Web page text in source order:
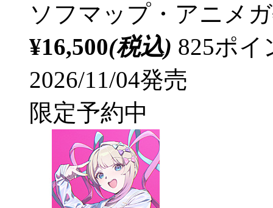
ソフマップ・アニメ
¥16,500(税込) 825ポ
2026/11/04発売
限定予約中